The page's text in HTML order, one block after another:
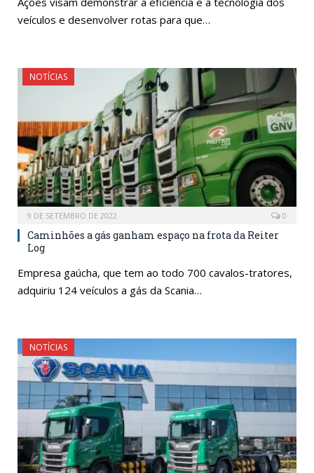
veículos e desenvolver rotas para que…
NOTÍCIAS
9 DE SETEMBRO DE 2022 0
Caminhões a gás ganham espaço na frota da Reiter
Log
Empresa gaúcha, que tem ao todo 700 cavalos-tratores,
adquiriu 124 veículos a gás da Scania…
NOTÍCIAS